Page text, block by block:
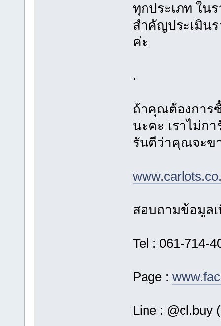
ทุกประเภท ใน
สำคัญประเมิน
ค่ะ
.
ถ้าคุณต้องการซื้
นะคะ เราไม่ก
รันตีว่าคุณจะข
สอบถามข้อมูลเ
Tel : 061-714-
Page :
Line :